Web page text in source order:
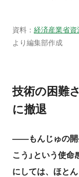
資料： 経済産業省資
より編集部作成
技術の困難
に撤退
――もんじゅの開
こう」という使
にしては、ほと